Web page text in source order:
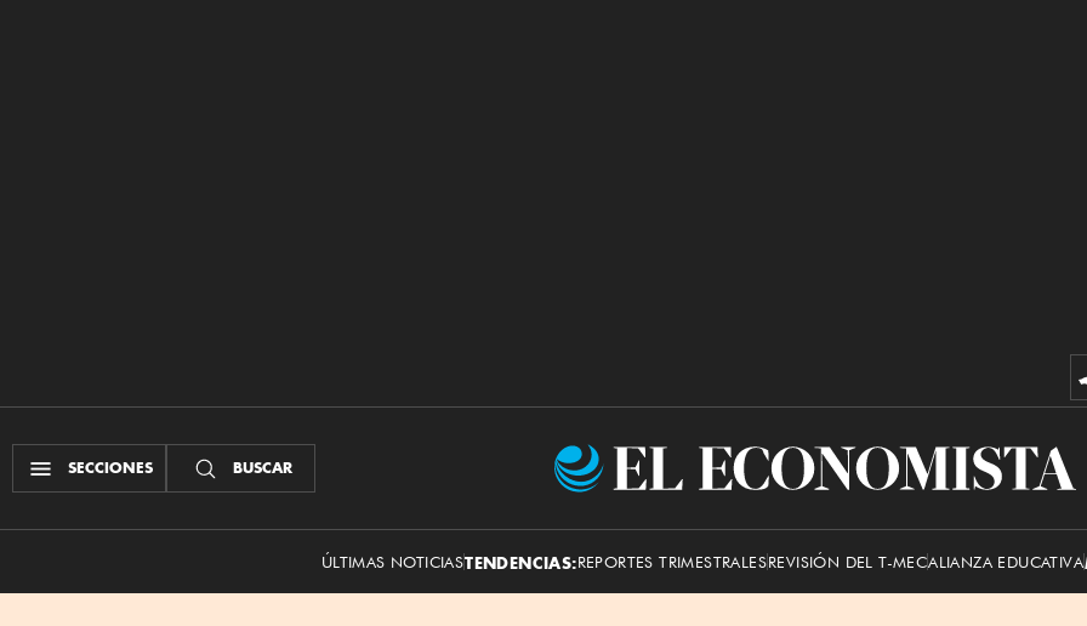
SECCIONES BUSCAR
El
ÚLTIMAS NOTICIASTENDENCIAS:REPORTES TRIMESTRALESREVISIÓN DEL T-MECALIANZA EDUCATIVA